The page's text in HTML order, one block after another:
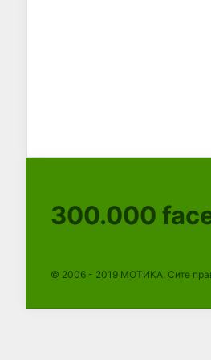
300.000
© 2006 - 2019 МОТИКА, Сите